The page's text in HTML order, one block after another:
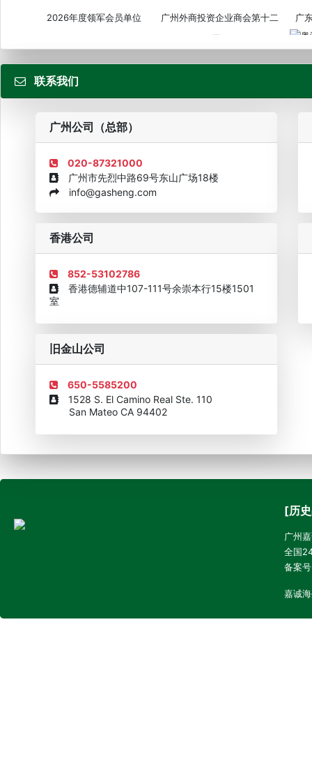
2026年度领军会员单位
广州外商投资企业商会第十二
届...
广
企业诚信AAAAA奖牌2015 欧美澳最具价值品牌移民机构
联系我们
广州公司（总部）
020-87321000
广州市先烈中路69号东山广场18楼
info@gasheng.com
香港公司
852-53102786
香港德辅道中107-111号余崇本行15楼1501
室
旧金山公司
650-5585200
1528 S. El Camino Real Ste. 110
San Mateo CA 94402
[历
广州
全国
备案
嘉诚